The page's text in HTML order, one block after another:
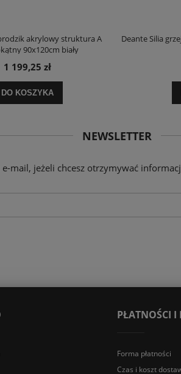
akrylowy struktura A
90x120cm biały
1 199,25 zł
DO KOSZYKA
Deante Silia
NEWSLETTER
mail, jeżeli chcesz otrzymywać
PŁATNOŚCI I
Forma płatności
Czas i koszt